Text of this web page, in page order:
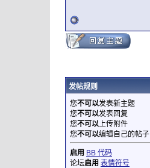
发帖规则
您不可以发表新主题
您不可以发表回复
您不可以上传附件
您不可以编辑自己的帖子
启用 BB 代码
论坛启用 表情符号